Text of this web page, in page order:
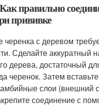
правильно
прививке
с деревом
Сделайте аккуратный
дерева, достаточный
черенок. Затем
слои (внешний
соединение с